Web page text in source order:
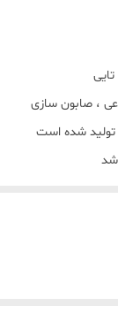
، صابون سازی
تولید شده است